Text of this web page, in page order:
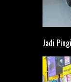
Jadi